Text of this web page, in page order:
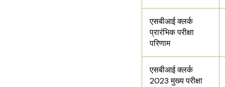
एसबीआई क्लर्क
प्रारंभिक परीक्षा
परिणाम
एसबीआई क्लर्क
2023 मुख्य परीक्षा